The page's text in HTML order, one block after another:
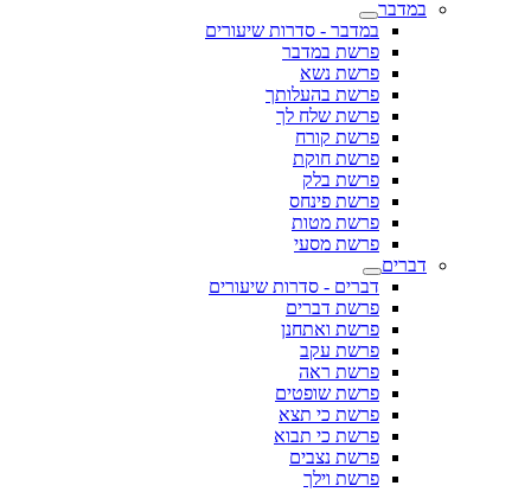
במדבר
במדבר - סדרות שיעורים
פרשת במדבר
פרשת נשא
פרשת בהעלותך
פרשת שלח לך
פרשת קורח
פרשת חוקת
פרשת בלק
פרשת פינחס
פרשת מטות
פרשת מסעי
דברים
דברים - סדרות שיעורים
פרשת דברים
פרשת ואתחנן
פרשת עקב
פרשת ראה
פרשת שופטים
פרשת כי תצא
פרשת כי תבוא
פרשת נצבים
פרשת וילך